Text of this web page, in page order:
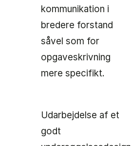
kommunikation i
bredere forstand
såvel som for
opgaveskrivning
mere specifikt.
Udarbejdelse af et
godt